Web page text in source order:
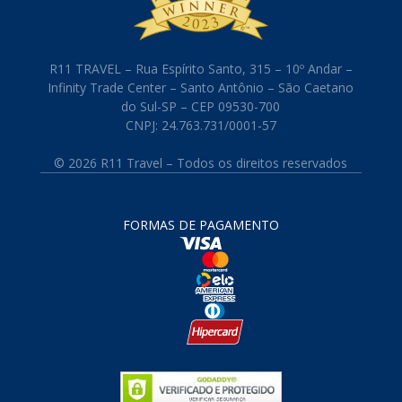
R11 TRAVEL – Rua Espírito Santo, 315 – 10º Andar –
Infinity Trade Center – Santo Antônio – São Caetano
do Sul-SP – CEP 09530-700
CNPJ: 24.763.731/0001-57
© 2026 R11 Travel – Todos os direitos reservados
FORMAS DE PAGAMENTO